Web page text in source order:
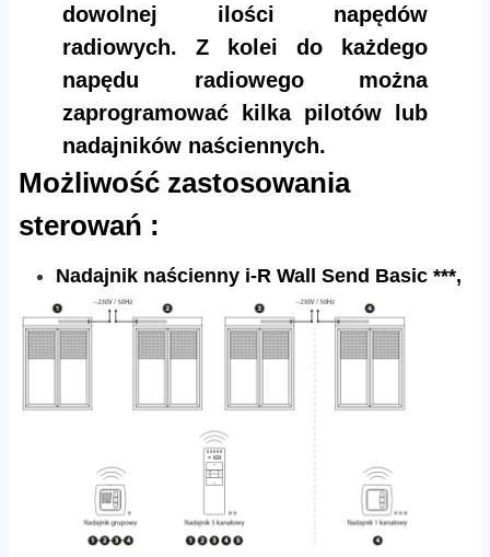
dowolnej ilości napędów
radiowych. Z kolei do każdego
napędu radiowego można
zaprogramować kilka pilotów lub
nadajników naściennych.
Możliwość zastosowania
sterowań :
Nadajnik naścienny i-R Wall Send Basic ***,